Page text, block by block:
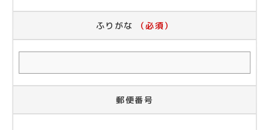
ふりがな （必須）
郵便番号